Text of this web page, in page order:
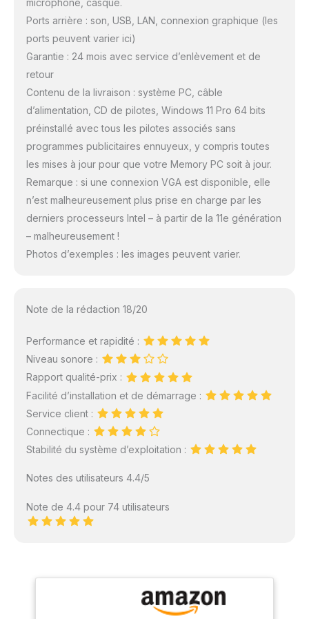
microphone, casque.
Ports arrière : son, USB, LAN, connexion graphique (les
ports peuvent varier ici)
Garantie : 24 mois avec service d’enlèvement et de
retour
Contenu de la livraison : système PC, câble
d’alimentation, CD de pilotes, Windows 11 Pro 64 bits
préinstallé avec tous les pilotes associés sans
programmes publicitaires ennuyeux, y compris toutes
les mises à jour pour que votre Memory PC soit à jour.
Remarque : si une connexion VGA est disponible, elle
n’est malheureusement plus prise en charge par les
derniers processeurs Intel – à partir de la 11e génération
– malheureusement !
Photos d’exemples : les images peuvent varier.
Note de la rédaction 18/20
Performance et rapidité :
Niveau sonore :
Rapport qualité-prix :
Facilité d’installation et de démarrage :
Service client :
Connectique :
Stabilité du système d’exploitation :
Notes des utilisateurs 4.4/5
Note de 4.4 pour 74 utilisateurs